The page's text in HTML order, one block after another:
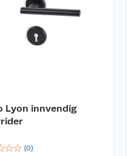
Lyon innvendig
☆☆ (0)